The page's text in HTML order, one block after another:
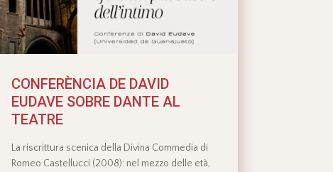
CONFERÈNCIA DE DAVID
EUDAVE SOBRE DANTE AL
TEATRE
La riscrittura scenica della Divina Commedia di
Romeo Castellucci (2008): nel mezzo delle età,